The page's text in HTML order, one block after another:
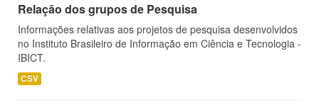
Relação dos grupos de Pesquisa
Informações relativas aos projetos de pesquisa desenvolvidos
no Instituto Brasileiro de Informação em Ciência e Tecnologia -
IBICT.
CSV